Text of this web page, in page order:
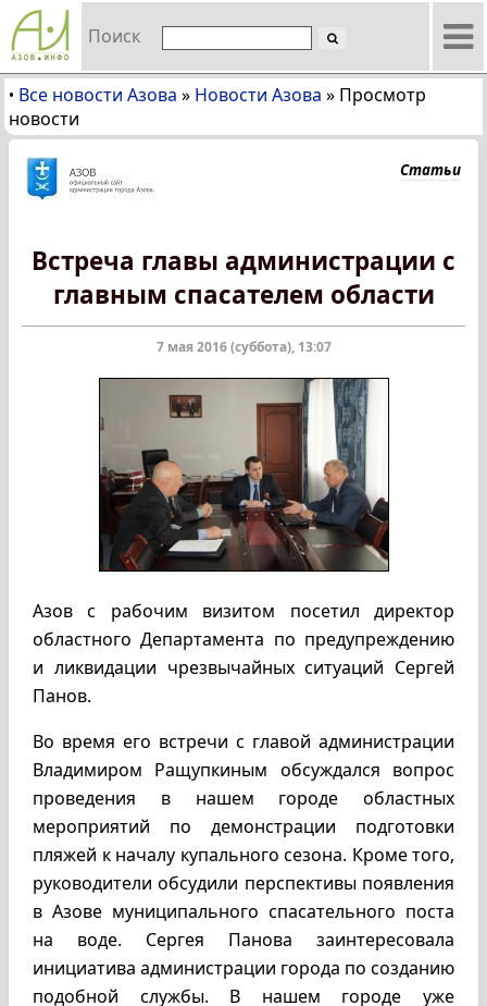
Поиск
• Все новости Азова » Новости Азова » Просмотр
новости
Статьи
Встреча главы администрации с
главным спасателем области
7 мая 2016 (суббота), 13:07
Азов с рабочим визитом посетил директор
областного Департамента по предупреждению
и ликвидации чрезвычайных ситуаций Сергей
Панов.
Во время его встречи с главой администрации
Владимиром Ращупкиным обсуждался вопрос
проведения в нашем городе областных
мероприятий по демонстрации подготовки
пляжей к началу купального сезона. Кроме того,
руководители обсудили перспективы появления
в Азове муниципального спасательного поста
на воде. Сергея Панова заинтересовала
инициатива администрации города по созданию
подобной службы. В нашем городе уже